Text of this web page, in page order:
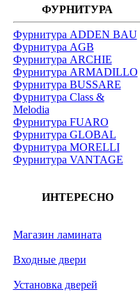
ФУРНИТУРА
Фурнитура ADDEN BAU
Фурнитура AGB
Фурнитура ARCHIE
Фурнитура ARMADILLO
Фурнитура BUSSARE
Фурнитура Class &
Melodia
Фурнитура FUARO
Фурнитура GLOBAL
Фурнитура MORELLI
Фурнитура VANTAGE
ИНТЕРЕСНО
Магазин ламината
Входные двери
Установка дверей